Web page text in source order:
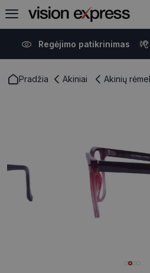
Regėjimo patikrinimas
Pradžia Akiniai Akinių